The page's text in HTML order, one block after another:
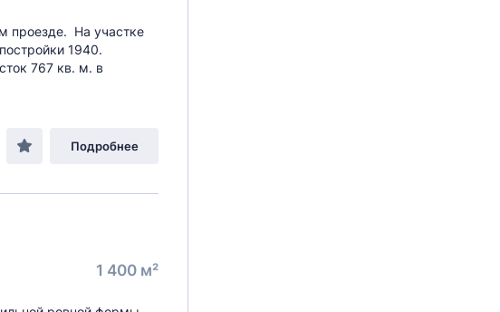
проезде. На участке
1940.
767 кв. м. в
Подробнее
1 400 м²